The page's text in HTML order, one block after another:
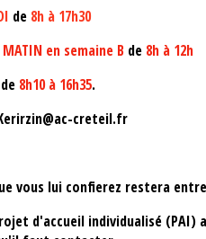
de 8h à 17h30
MATIN en semaine B de 8h à 12h
de 8h10 à 16h35.
creteil.fr
vous lui confierez restera
d'accueil individualisé (PAI)